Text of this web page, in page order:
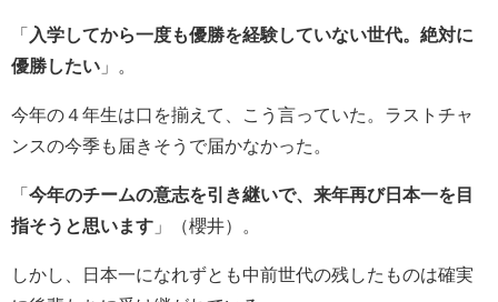
「 入学してから一度も優勝を経験していない世代。絶対に
優勝したい 」。
今年の４年生は口を揃えて、こう言っていた。ラストチャ
ンスの今季も届きそうで届かなかった。
「 今年のチームの意志を引き継いで、来年再び日本一を目
指そうと思います 」（櫻井）。
しかし、日本一になれずとも中前世代の残したものは確実